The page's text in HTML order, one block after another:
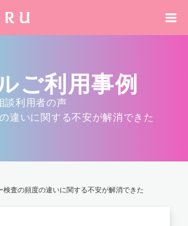
ご利用事例
談利用者の声
違いに関する不安が解消できた
検査の頻度の違いに関する不安が解消できた